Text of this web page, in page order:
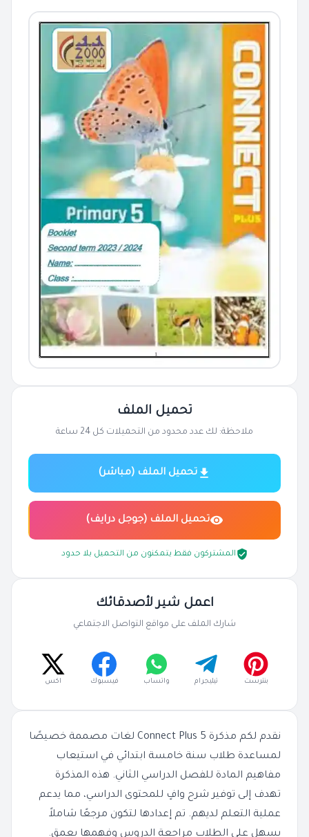
نقدم لكم مذكرة Connect Plus 5 لغات مصممة خصيصًا
لمساعدة طلاب سنة خامسة ابتدائي في استيعاب
مفاهيم المادة للفصل الدراسي الثاني. هذه المذكرة
تهدف إلى توفير شرح وافٍ للمحتوى الدراسي، مما يدعم
عملية التعلم لديهم. تم إعدادها لتكون مرجعًا شاملاً
يسهل على الطلاب مراجعة الدروس وفهمها بعمق.
تحميل الملف
ملاحظة: لك عدد محدود من التحميلات كل 24 ساعة
تحميل الملف (مباشر)
تحميل الملف (جوجل درايف)
المشتركون فقط يتمكنون من التحميل بلا حدود
اعمل شير لأصدقائك
شارك الملف على مواقع التواصل الاجتماعي
بنترست تيليجرام واتساب فيسبوك اكس